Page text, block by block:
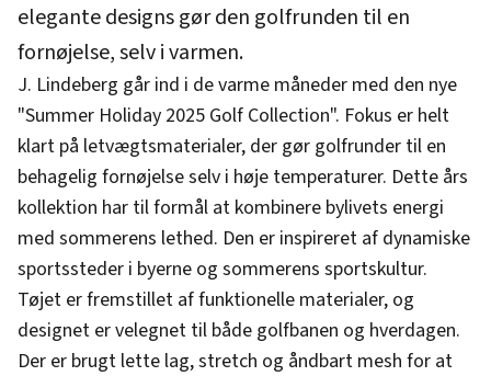
elegante designs gør den golfrunden til en
fornøjelse, selv i varmen.
J. Lindeberg går ind i de varme måneder med den nye
"Summer Holiday 2025 Golf Collection". Fokus er helt
klart på letvægtsmaterialer, der gør golfrunder til en
behagelig fornøjelse selv i høje temperaturer. Dette års
kollektion har til formål at kombinere bylivets energi
med sommerens lethed. Den er inspireret af dynamiske
sportssteder i byerne og sommerens sportskultur.
Tøjet er fremstillet af funktionelle materialer, og
designet er velegnet til både golfbanen og hverdagen.
Der er brugt lette lag, stretch og åndbart mesh for at